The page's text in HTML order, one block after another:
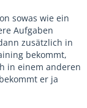
sowas wie ein
Aufgaben
zusätzlich in
bekommt,
in einem anderen
er ja